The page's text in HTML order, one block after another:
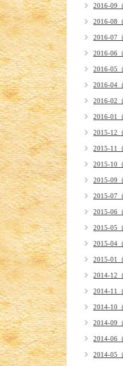
2016-09（
2016-08（
2016-07（
2016-06（
2016-05（
2016-04（
2016-02（
2016-01（
2015-12（
2015-11（
2015-10（
2015-09（
2015-07（
2015-06（
2015-05（
2015-04（
2015-01（
2014-12（
2014-11（
2014-10（
2014-09（
2014-06（
2014-05（